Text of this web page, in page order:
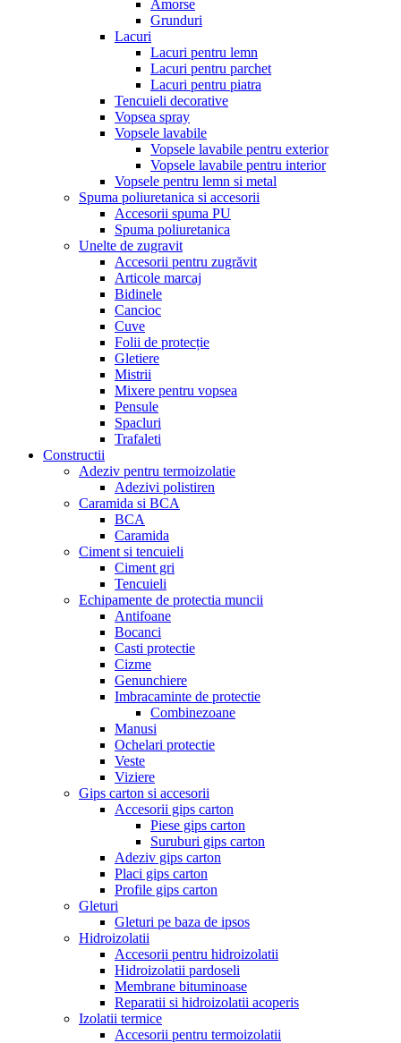
Amorse
Grunduri
Lacuri
Lacuri pentru lemn
Lacuri pentru parchet
Lacuri pentru piatra
Tencuieli decorative
Vopsea spray
Vopsele lavabile
Vopsele lavabile pentru exterior
Vopsele lavabile pentru interior
Vopsele pentru lemn si metal
Spuma poliuretanica si accesorii
Accesorii spuma PU
Spuma poliuretanica
Unelte de zugravit
Accesorii pentru zugrăvit
Articole marcaj
Bidinele
Cancioc
Cuve
Folii de protecție
Gletiere
Mistrii
Mixere pentru vopsea
Pensule
Spacluri
Trafaleti
Constructii
Adeziv pentru termoizolatie
Adezivi polistiren
Caramida si BCA
BCA
Caramida
Ciment si tencuieli
Ciment gri
Tencuieli
Echipamente de protectia muncii
Antifoane
Bocanci
Casti protectie
Cizme
Genunchiere
Imbracaminte de protectie
Combinezoane
Manusi
Ochelari protectie
Veste
Viziere
Gips carton si accesorii
Accesorii gips carton
Piese gips carton
Suruburi gips carton
Adeziv gips carton
Placi gips carton
Profile gips carton
Gleturi
Gleturi pe baza de ipsos
Hidroizolatii
Accesorii pentru hidroizolatii
Hidroizolatii pardoseli
Membrane bituminoase
Reparatii si hidroizolatii acoperis
Izolatii termice
Accesorii pentru termoizolatii